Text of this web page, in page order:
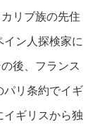
リブ族の先住
ン人探検家に
後、フランス
パリ条約でイギ
イギリスから独